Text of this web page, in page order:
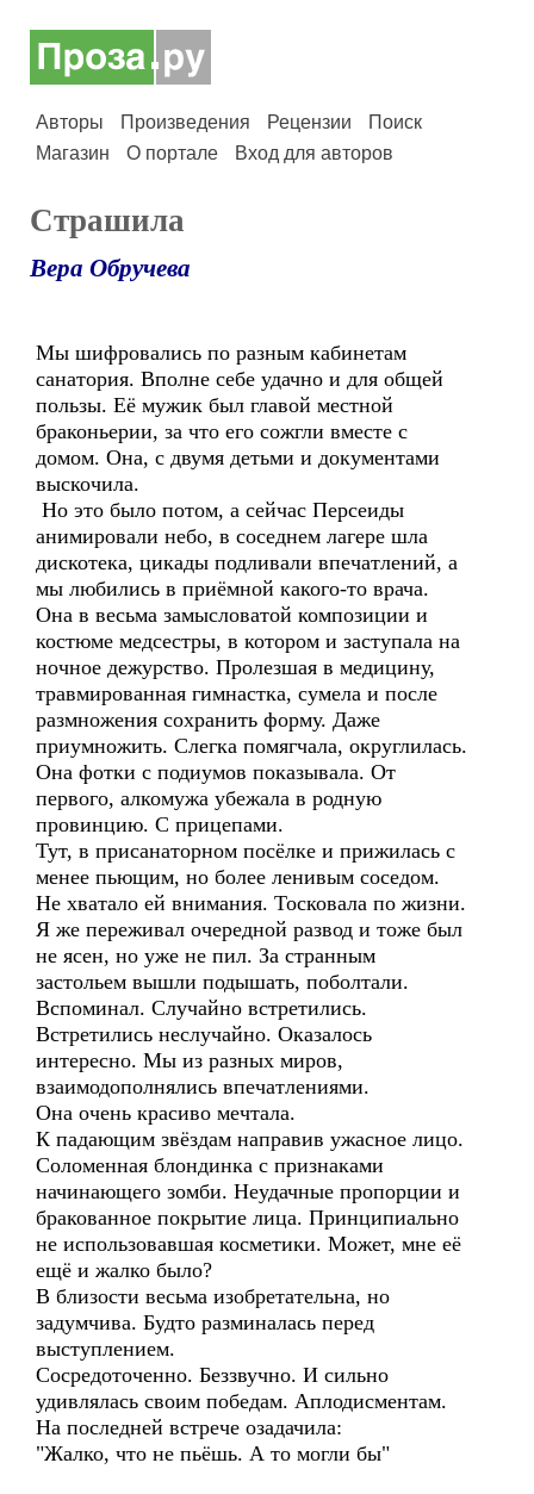
Авторы Произведения Рецензии
Поиск
Магазин
О портале Вход для авторов
Страшила
Вера Обручева
Мы шифровались по разным кабинетам
санатория. Вполне себе удачно и для общей
пользы. Её мужик был главой местной
браконьерии, за что его сожгли вместе с
домом. Она, с двумя детьми и документами
выскочила.
Но это было потом, а сейчас Персеиды
анимировали небо, в соседнем лагере шла
дискотека, цикады подливали впечатлений, а
мы любились в приёмной какого-то врача.
Она в весьма замысловатой композиции и
костюме медсестры, в котором и заступала на
ночное дежурство. Пролезшая в медицину,
травмированная гимнастка, сумела и после
размножения сохранить форму. Даже
приумножить. Слегка помягчала, округлилась.
Она фотки с подиумов показывала. От
первого, алкомужа убежала в родную
провинцию. С прицепами.
Тут, в присанаторном посёлке и прижилась с
менее пьющим, но более ленивым соседом.
Не хватало ей внимания. Тосковала по жизни.
Я же переживал очередной развод и тоже был
не ясен, но уже не пил. За странным
застольем вышли подышать, поболтали.
Вспоминал. Случайно встретились.
Встретились неслучайно. Оказалось
интересно. Мы из разных миров,
взаимодополнялись впечатлениями.
Она очень красиво мечтала.
К падающим звёздам направив ужасное лицо.
Соломенная блондинка с признаками
начинающего зомби. Неудачные пропорции и
бракованное покрытие лица. Принципиально
не использовавшая косметики. Может, мне её
ещё и жалко было?
В близости весьма изобретательна, но
задумчива. Будто разминалась перед
выступлением.
Сосредоточенно. Беззвучно. И сильно
удивлялась своим победам. Аплодисментам.
На последней встрече озадачила:
"Жалко, что не пьёшь. А то могли бы"